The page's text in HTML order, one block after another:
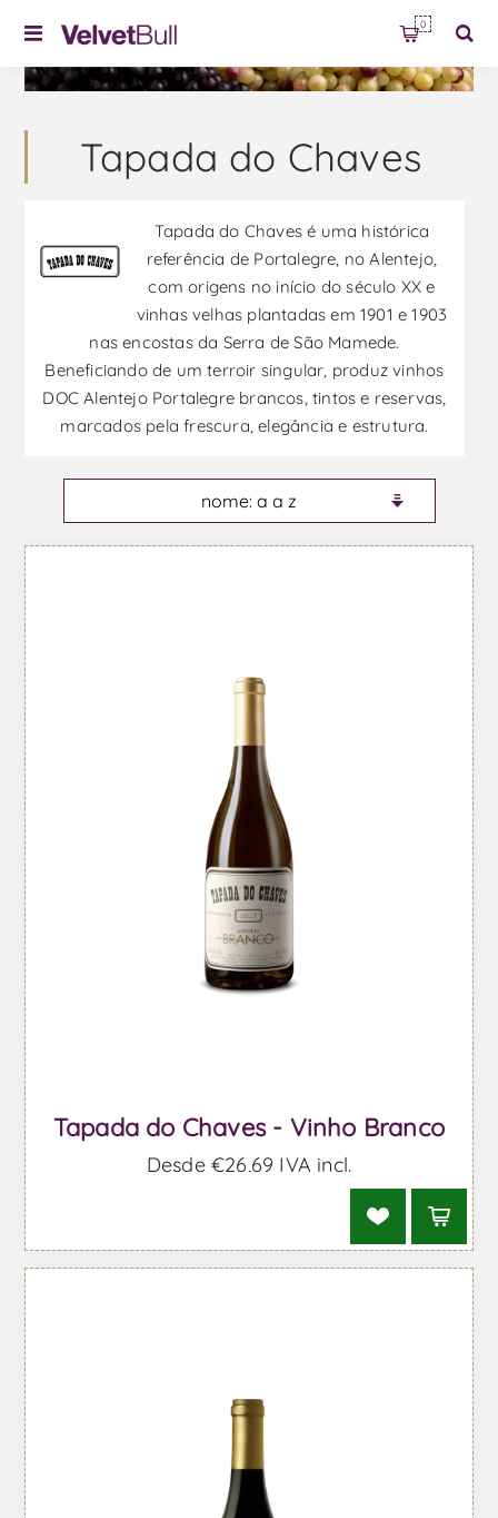
0
Tapada do Chaves
Tapada do Chaves é uma histórica
referência de Portalegre, no Alentejo,
com origens no início do século XX e
vinhas velhas plantadas em 1901 e 1903
nas encostas da Serra de São Mamede.
Beneficiando de um terroir singular, produz vinhos
DOC Alentejo Portalegre brancos, tintos e reservas,
marcados pela frescura, elegância e estrutura.
Tapada do Chaves - Vinho Branco
Desde €26,69 IVA incl.